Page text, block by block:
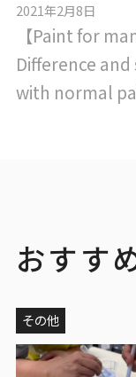
2021年2月8日
【Paint for
Difference
with normal
おすす
その他